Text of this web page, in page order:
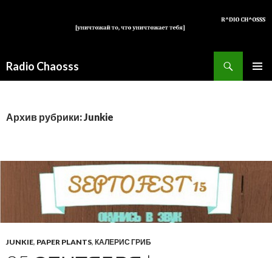
Radio Chaosss
Архив рубрики: Junkie
JUNKIE, PAPER PLANTS, КАЛЕРИС ГРИБ